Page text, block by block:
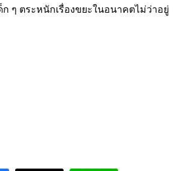
ๆ ตระหนักเรื่องขยะในอนาคตไม่ว่าอยู่